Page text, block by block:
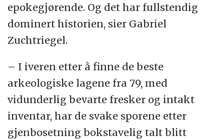
epokegjørende. Og det har fullstendig
dominert historien, sier Gabriel
Zuchtriegel.
– I iveren etter å finne de beste
arkeologiske lagene fra 79, med
vidunderlig bevarte fresker og intakt
inventar, har de svake sporene etter
gjenbosetning bokstavelig talt blitt